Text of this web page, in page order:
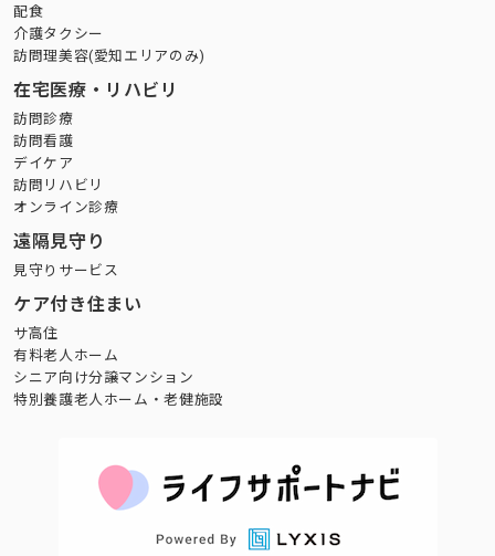
配食
介護タクシー
訪問理美容(愛知エリアのみ)
在宅医療・リハビリ
訪問診療
訪問看護
デイケア
訪問リハビリ
オンライン診療
遠隔見守り
見守りサービス
ケア付き住まい
サ高住
有料老人ホーム
シニア向け分譲マンション
特別養護老人ホーム・老健施設